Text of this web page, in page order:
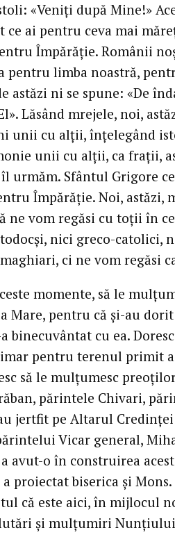
«Veniți după Mine!»
ai pentru ceva mai
Împărăție. Românii
pentru limba noastră,
astăzi ni se spune: «De
Lăsând mrejele, noi,
unii cu alții, înțelegând
unii cu alții, ca frații,
urmăm. Sfântul Grigore
Împărăție. Noi, astăzi,
ne vom regăsi cu toții în
nici greco-catolici,
ci ne vom regăsi
momente, să le
Mare, pentru că și-au
binecuvântat cu ea.
pentru terenul primit
să le mulțumesc
părintele Chivari,
jertfit pe Altarul
Vicar general,
avut-o în construirea
proiectat biserica și
că este aici, în mijlocul
și mulțumiri